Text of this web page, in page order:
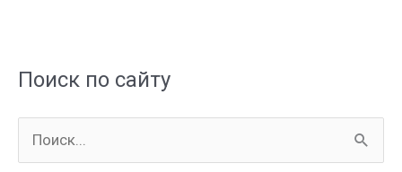
Поиск по сайту
о